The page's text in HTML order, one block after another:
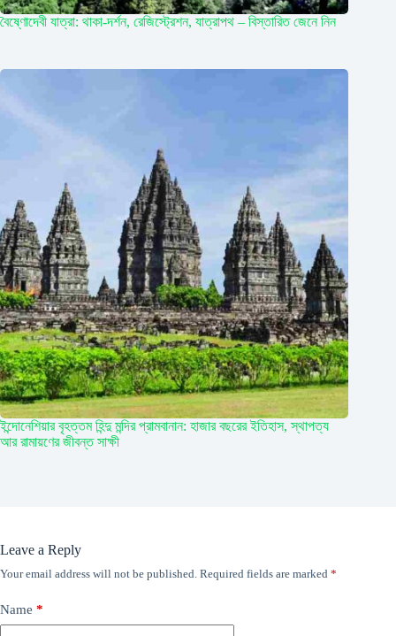
বৈষ্ণোদেবী যাত্রা: থাকা-দর্শন, রেজিস্ট্রেশন, যাত্রাপথ – বিস্তারিত জেনে নিন
ইন্দোনেশিয়ার বৃহত্তম হিন্দু মন্দির প্রামবানান: হাজার বছরের ইতিহাস, স্থাপত্য
আর রামায়ণের জীবন্ত সাক্ষী
Leave a Reply
Your email address will not be published. Required fields are marked *
Name *